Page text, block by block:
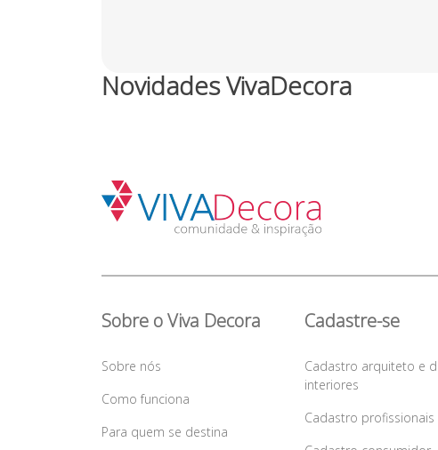
Novidades VivaDecora
Sobre o Viva Decora
Sobre nós
Como funciona
Para quem se destina
Cadastre-se
Cadastro arquiteto e
interiores
Cadastro profissionais